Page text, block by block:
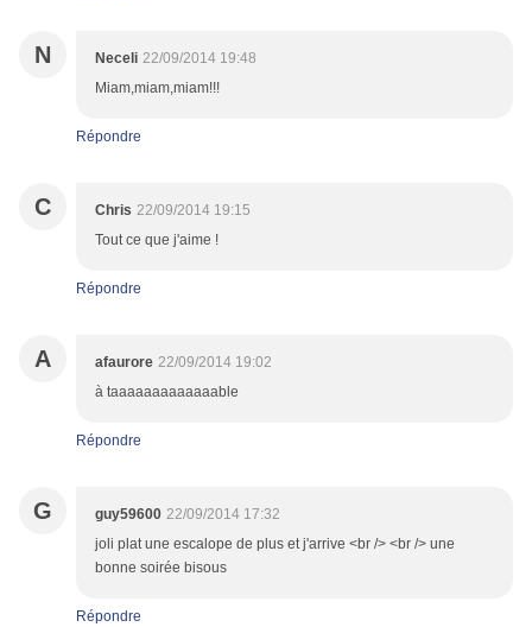
N Neceli 22/09/2014 19:48
Miam,miam,miam!!!
Répondre
C Chris 22/09/2014 19:15
Tout ce que j'aime !
Répondre
A afaurore 22/09/2014 19:02
à taaaaaaaaaaaaable
Répondre
G guy59600 22/09/2014 17:32
joli plat une escalope de plus et j'arrive <br /> <br /> une
bonne soirée bisous
Répondre